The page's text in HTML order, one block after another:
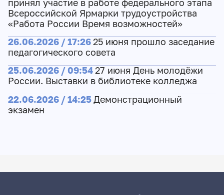
принял участие в работе федерального этапа
Всероссийской Ярмарки трудоустройства
«Работа России Время возможностей»
26.06.2026 / 17:2625 июня прошло заседание
педагогического совета
25.06.2026 / 09:5427 июня День молодёжи
России. Выставки в библиотеке колледжа
22.06.2026 / 14:25Демонстрационный
экзамен